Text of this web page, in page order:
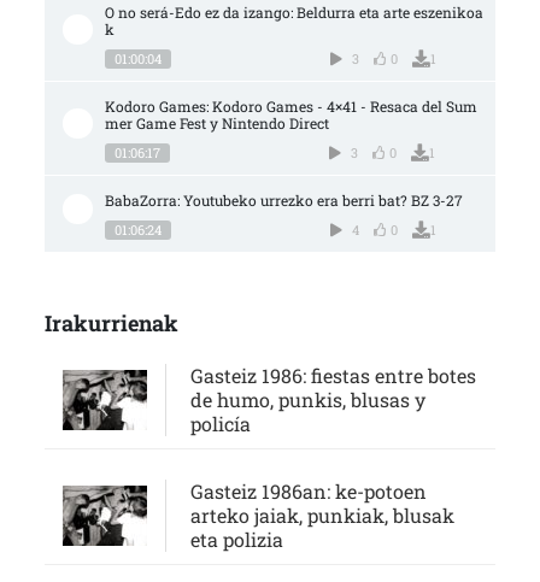
O no será-Edo ez da izango: Beldurra eta arte eszenikoa
k
01:00:04 3 0 1
Kodoro Games: Kodoro Games - 4×41 - Resaca del Sum
mer Game Fest y Nintendo Direct
01:06:17 3 0 1
BabaZorra: Youtubeko urrezko era berri bat? BZ 3-27
01:06:24 4 0 1
Irakurrienak
Gasteiz 1986: fiestas entre botes
de humo, punkis, blusas y
policía
Gasteiz 1986an: ke-potoen
arteko jaiak, punkiak, blusak
eta polizia